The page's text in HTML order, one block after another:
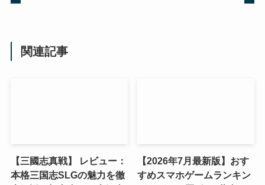
関連記事
【三國志真戦】 レビュー：
本格三国志SLGの魅力を徹
【2026年7月最新版】おす
すめスマホゲームランキン